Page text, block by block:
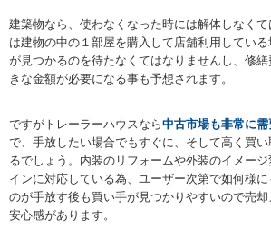
建築物なら、使わなくなった時には解体しなく
は建物の中の１部屋を購入して店舗利用してい
が見つかるのを待たなくてはなりませんし、修
きな金額が必要になる事も予想されます。
ですがトレーラーハウスなら中古市場も非常に
で、手放したい場合でもすぐに、そして高く買
るでしょう。内装のリフォームや外装のイメー
インに対応している為、ユーザー次第で如何様
のが手放す後も買い手が見つかりやすいので売
安心感があります。